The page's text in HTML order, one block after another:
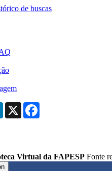
de buscas
LinkedIn
X
Virtual da FAPESP Fonte